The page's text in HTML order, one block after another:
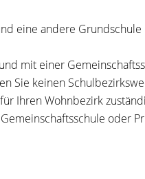
eine andere Grundschule
mit einer
Sie keinen
Ihren Wohnbezirk
oder